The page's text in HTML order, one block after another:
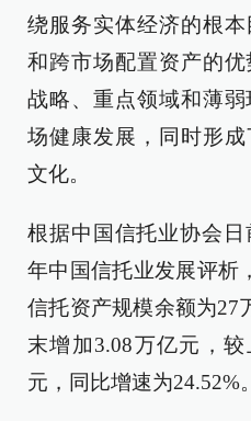
绕服务实体经济的根
和跨市场配置资产的
战略、重点领域和薄
场健康发展，同时形
文化。
根据中国信托业协会
年中国信托业发展评析
信托资产规模余额为27
末增加3.08万亿元，
元，同比增速为24.52%。